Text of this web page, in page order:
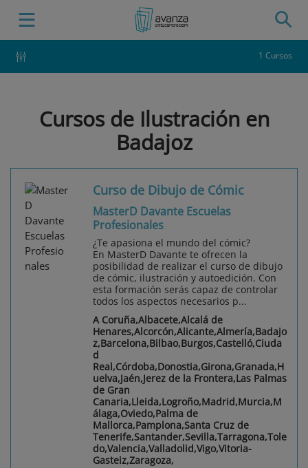
1 Cursos
Cursos de Ilustración en
Badajoz
Curso de Dibujo de Cómic
MasterD Davante Escuelas
Profesionales
¿Te apasiona el mundo del cómic?
En MasterD Davante te ofrecen la
posibilidad de realizar el curso de dibujo
de cómic, ilustración y autoedición. Con
esta formación serás capaz de controlar
todos los aspectos necesarios p...
A Coruña,Albacete,Alcalá de
Henares,Alcorcón,Alicante,Almería,Badajo
z,Barcelona,Bilbao,Burgos,Castelló,Ciuda
d
Real,Córdoba,Donostia,Girona,Granada,H
uelva,Jaén,Jerez de la Frontera,Las Palmas
de Gran
Canaria,Lleida,Logroño,Madrid,Murcia,M
álaga,Oviedo,Palma de
Mallorca,Pamplona,Santa Cruz de
Tenerife,Santander,Sevilla,Tarragona,Tole
do,Valencia,Valladolid,Vigo,Vitoria-
Gasteiz,Zaragoza,